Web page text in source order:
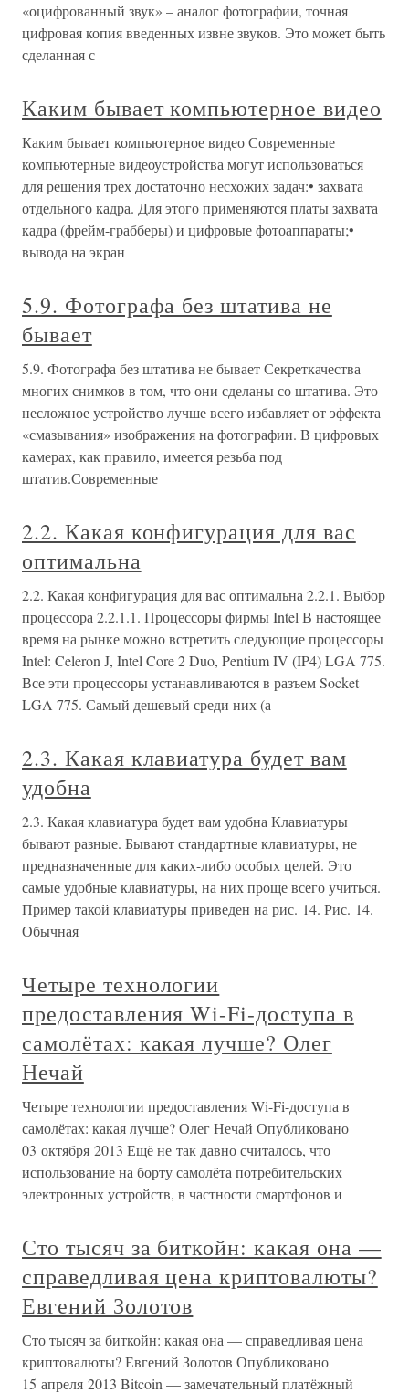
«оцифрованный звук» – аналог фотографии, точная
цифровая копия введенных извне звуков. Это может быть
сделанная с
Каким бывает компьютерное видео
Каким бывает компьютерное видео Современные
компьютерные видеоустройства могут использоваться
для решения трех достаточно несхожих задач:• захвата
отдельного кадра. Для этого применяются платы захвата
кадра (фрейм-грабберы) и цифровые фотоаппараты;•
вывода на экран
5.9. Фотографа без штатива не
бывает
5.9. Фотографа без штатива не бывает Секреткачества
многих снимков в том, что они сделаны со штатива. Это
несложное устройство лучше всего избавляет от эффекта
«смазывания» изображения на фотографии. В цифровых
камерах, как правило, имеется резьба под
штатив.Современные
2.2. Какая конфигурация для вас
оптимальна
2.2. Какая конфигурация для вас оптимальна 2.2.1. Выбор
процессора 2.2.1.1. Процессоры фирмы Intel В настоящее
время на рынке можно встретить следующие процессоры
Intel: Celeron J, Intel Core 2 Duo, Pentium IV (IP4) LGA 775.
Все эти процессоры устанавливаются в разъем Socket
LGA 775. Самый дешевый среди них (а
2.3. Какая клавиатура будет вам
удобна
2.3. Какая клавиатура будет вам удобна Клавиатуры
бывают разные. Бывают стандартные клавиатуры, не
предназначенные для каких-либо особых целей. Это
самые удобные клавиатуры, на них проще всего учиться.
Пример такой клавиатуры приведен на рис. 14. Рис. 14.
Обычная
Четыре технологии
предоставления Wi-Fi-доступа в
самолётах: какая лучше? Олег
Нечай
Четыре технологии предоставления Wi-Fi-доступа в
самолётах: какая лучше? Олег Нечай Опубликовано
03 октября 2013 Ещё не так давно считалось, что
использование на борту самолёта потребительских
электронных устройств, в частности смартфонов и
Сто тысяч за биткойн: какая она —
справедливая цена криптовалюты?
Евгений Золотов
Сто тысяч за биткойн: какая она — справедливая цена
криптовалюты? Евгений Золотов Опубликовано
15 апреля 2013 Bitcoin — замечательный платёжный